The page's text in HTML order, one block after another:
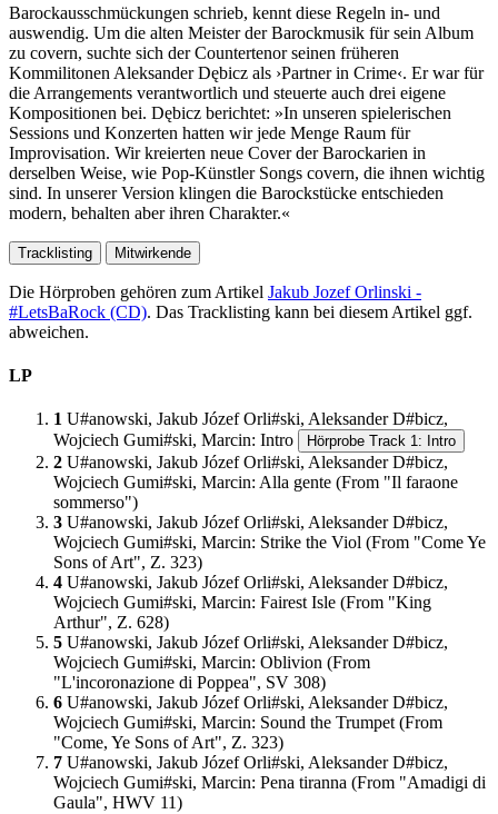
Barockausschmückungen schrieb, kennt diese Regeln in- und
auswendig. Um die alten Meister der Barockmusik für sein Album
zu covern, suchte sich der Countertenor seinen früheren
Kommilitonen Aleksander Dębicz als ›Partner in Crime‹. Er war für
die Arrangements verantwortlich und steuerte auch drei eigene
Kompositionen bei. Dębicz berichtet: »In unseren spielerischen
Sessions und Konzerten hatten wir jede Menge Raum für
Improvisation. Wir kreierten neue Cover der Barockarien in
derselben Weise, wie Pop-Künstler Songs covern, die ihnen wichtig
sind. In unserer Version klingen die Barockstücke entschieden
modern, behalten aber ihren Charakter.«
Tracklisting Mitwirkende
Die Hörproben gehören zum Artikel Jakub Jozef Orlinski -
#LetsBaRock (CD). Das Tracklisting kann bei diesem Artikel ggf.
abweichen.
LP
1 U#anowski, Jakub Józef Orli#ski, Aleksander D#bicz,
Wojciech Gumi#ski, Marcin: Intro Hörprobe Track 1: Intro
2 U#anowski, Jakub Józef Orli#ski, Aleksander D#bicz,
Wojciech Gumi#ski, Marcin: Alla gente (From "Il faraone
sommerso")
3 U#anowski, Jakub Józef Orli#ski, Aleksander D#bicz,
Wojciech Gumi#ski, Marcin: Strike the Viol (From "Come Ye
Sons of Art", Z. 323)
4 U#anowski, Jakub Józef Orli#ski, Aleksander D#bicz,
Wojciech Gumi#ski, Marcin: Fairest Isle (From "King
Arthur", Z. 628)
5 U#anowski, Jakub Józef Orli#ski, Aleksander D#bicz,
Wojciech Gumi#ski, Marcin: Oblivion (From
"L'incoronazione di Poppea", SV 308)
6 U#anowski, Jakub Józef Orli#ski, Aleksander D#bicz,
Wojciech Gumi#ski, Marcin: Sound the Trumpet (From
"Come, Ye Sons of Art", Z. 323)
7 U#anowski, Jakub Józef Orli#ski, Aleksander D#bicz,
Wojciech Gumi#ski, Marcin: Pena tiranna (From "Amadigi di
Gaula", HWV 11)